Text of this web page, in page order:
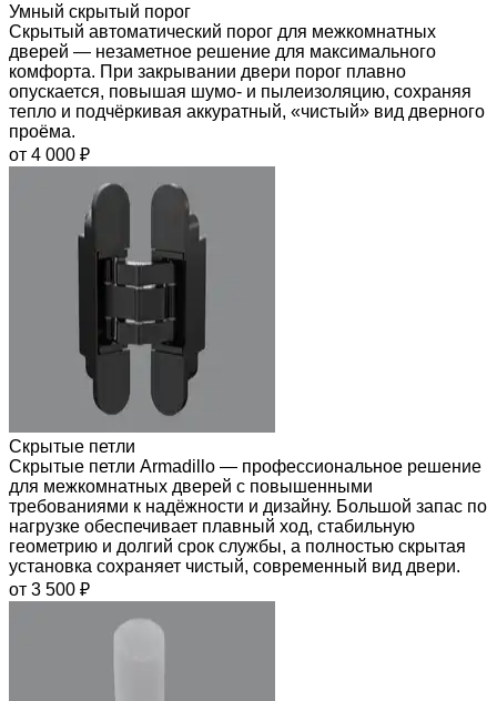
Умный скрытый порог
Скрытый автоматический порог для межкомнатных
дверей — незаметное решение для максимального
комфорта. При закрывании двери порог плавно
опускается, повышая шумо- и пылеизоляцию, сохраняя
тепло и подчёркивая аккуратный, «чистый» вид дверного
проёма.
от 4 000 ₽
Скрытые петли
Скрытые петли Armadillo — профессиональное решение
для межкомнатных дверей с повышенными
требованиями к надёжности и дизайну. Большой запас по
нагрузке обеспечивает плавный ход, стабильную
геометрию и долгий срок службы, а полностью скрытая
установка сохраняет чистый, современный вид двери.
от 3 500 ₽